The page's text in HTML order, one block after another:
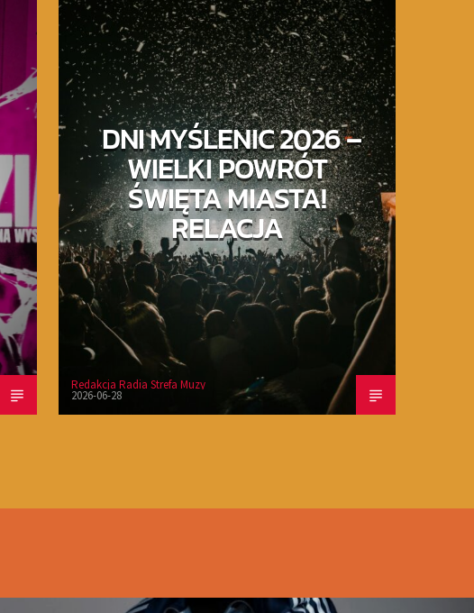
DNI MYŚLENIC 2026 –
WIELKI POWRÓT
ŚWIĘTA MIASTA!
RELACJA
Redakcja Radia Strefa Muzy
2026-06-28